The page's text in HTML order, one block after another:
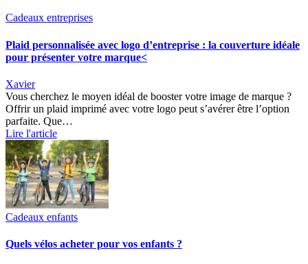
Cadeaux entreprises
Plaid personnalisée avec logo d’entreprise : la couverture idéale
pour présenter votre marque<
Xavier
Vous cherchez le moyen idéal de booster votre image de marque ?
Offrir un plaid imprimé avec votre logo peut s’avérer être l’option
parfaite. Que…
Lire l'article
Cadeaux enfants
Quels vélos acheter pour vos enfants ?